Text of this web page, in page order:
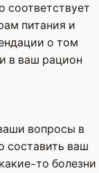
соответствует
питания и
о том
в ваш рацион
вопросы в
составить ваш
то болезни